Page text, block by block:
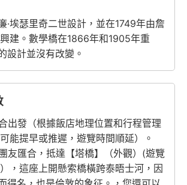
·埃瑟里奇二世設計，並在1749年由詹
建。數學橋在1866年和1905年重
設計並沒有改變。
出發（根據飯店地理位置和行程管理
能提早或推遲，遊覽時間順延）。
友匯合，抵達【塔橋】（外觀）(遊覽
，這座上開懸索橋橫跨泰晤士河，因